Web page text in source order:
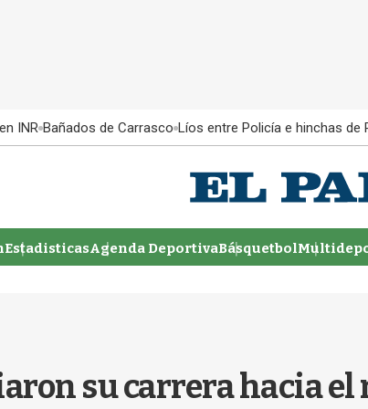
INR Bañados de Carrasco Líos entre Policía e hinchas de
EstadisticasAgenda DeportivaBásquetbol
su carrera hacia